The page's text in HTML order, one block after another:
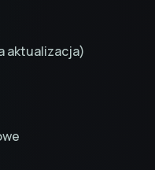
aktualizacja)